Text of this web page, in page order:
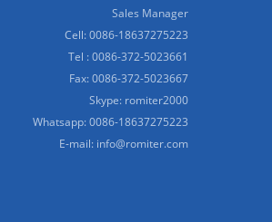
Sales Manager
Cell: 0086-18637275223
Tel : 0086-372-5023661
Fax: 0086-372-5023667
Skype: romiter2000
Whatsapp:0086-18637275223
E-mail: info@romiter.com